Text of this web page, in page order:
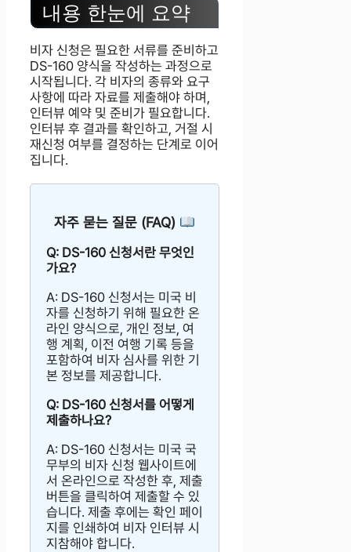
내용 한눈에 요약
비자 신청은 필요한 서류를 준비하고
DS-160 양식을 작성하는 과정으로
시작됩니다. 각 비자의 종류와 요구
사항에 따라 자료를 제출해야 하며,
인터뷰 예약 및 준비가 필요합니다.
인터뷰 후 결과를 확인하고, 거절 시
재신청 여부를 결정하는 단계로 이어
집니다.
자주 묻는 질문 (FAQ)
Q: DS-160 신청서란 무엇인
가요?
A: DS-160 신청서는 미국 비
자를 신청하기 위해 필요한 온
라인 양식으로, 개인 정보, 여
행 계획, 이전 여행 기록 등을
포함하여 비자 심사를 위한 기
본 정보를 제공합니다.
Q: DS-160 신청서를 어떻게
제출하나요?
A: DS-160 신청서는 미국 국
무부의 비자 신청 웹사이트에
서 온라인으로 작성한 후, 제출
버튼을 클릭하여 제출할 수 있
습니다. 제출 후에는 확인 페이
지를 인쇄하여 비자 인터뷰 시
지참해야 합니다.